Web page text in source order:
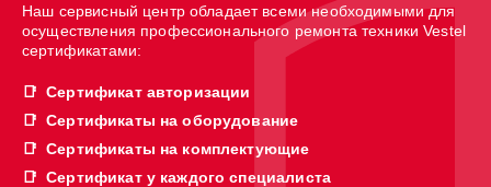
Наш сервисный центр обладает всеми необходимыми для
осуществления профессионального ремонта техники Vestel
сертификатами:
Сертификат авторизации
Сертификаты на оборудование
Сертификаты на комплектующие
Сертификат у каждого специалиста